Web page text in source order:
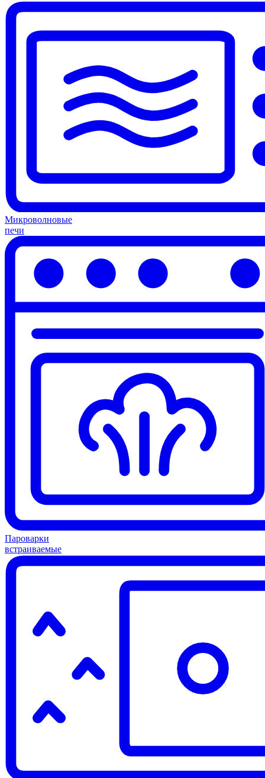
Микроволновые
печи
Пароварки
встраиваемые